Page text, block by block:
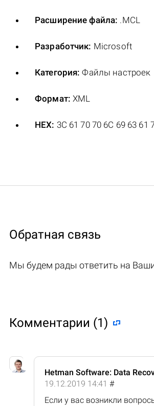
Расширение файла: .MCL
Разработчик: Microsoft
Категория: Файлы настроек
Формат: XML
HEX: 3C 61 70 70 6C 69 63 61
Обратная связь
Мы будем рады ответить на
Комментарии (1)
Hetman Software: Data
19.12.2019 14:41 #
Если у вас возникли